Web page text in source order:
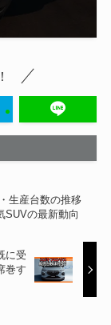
生産台数の推移
SUVの最新動向
に受
巻す